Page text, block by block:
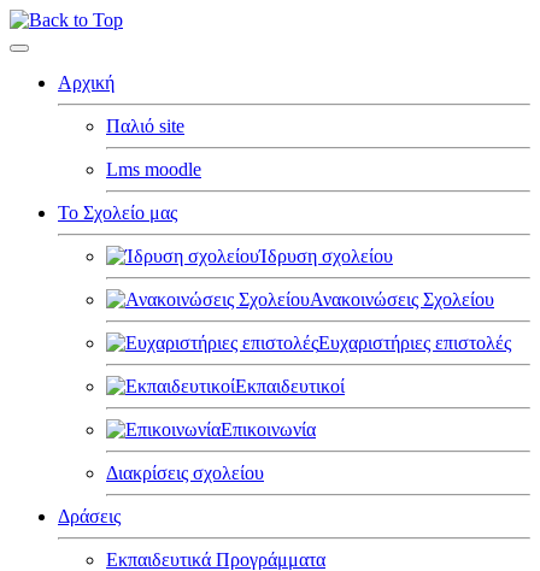
Αρχική
Παλιό site
Lms moodle
Το Σχολείο μας
Ίδρυση σχολείου
Ανακοινώσεις Σχολείου
Ευχαριστήριες επιστολές
Εκπαιδευτικοί
Επικοινωνία
Διακρίσεις σχολείου
Δράσεις
Εκπαιδευτικά Προγράμματα